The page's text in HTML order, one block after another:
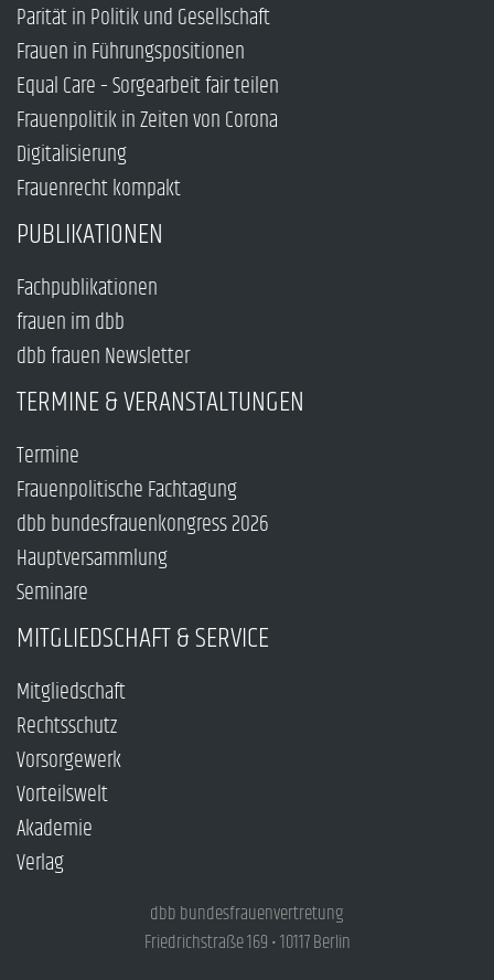
Parität in Politik und Gesellschaft
Frauen in Führungspositionen
Equal Care – Sorgearbeit fair teilen
Frauenpolitik in Zeiten von Corona
Digitalisierung
Frauenrecht kompakt
PUBLIKATIONEN
Fachpublikationen
frauen im dbb
dbb frauen Newsletter
TERMINE & VERANSTALTUNGEN
Termine
Frauenpolitische Fachtagung
dbb bundesfrauenkongress 2026
Hauptversammlung
Seminare
MITGLIEDSCHAFT & SERVICE
Mitgliedschaft
Rechtsschutz
Vorsorgewerk
Vorteilswelt
Akademie
Verlag
dbb bundesfrauenvertretung
Friedrichstraße 169 • 10117 Berlin